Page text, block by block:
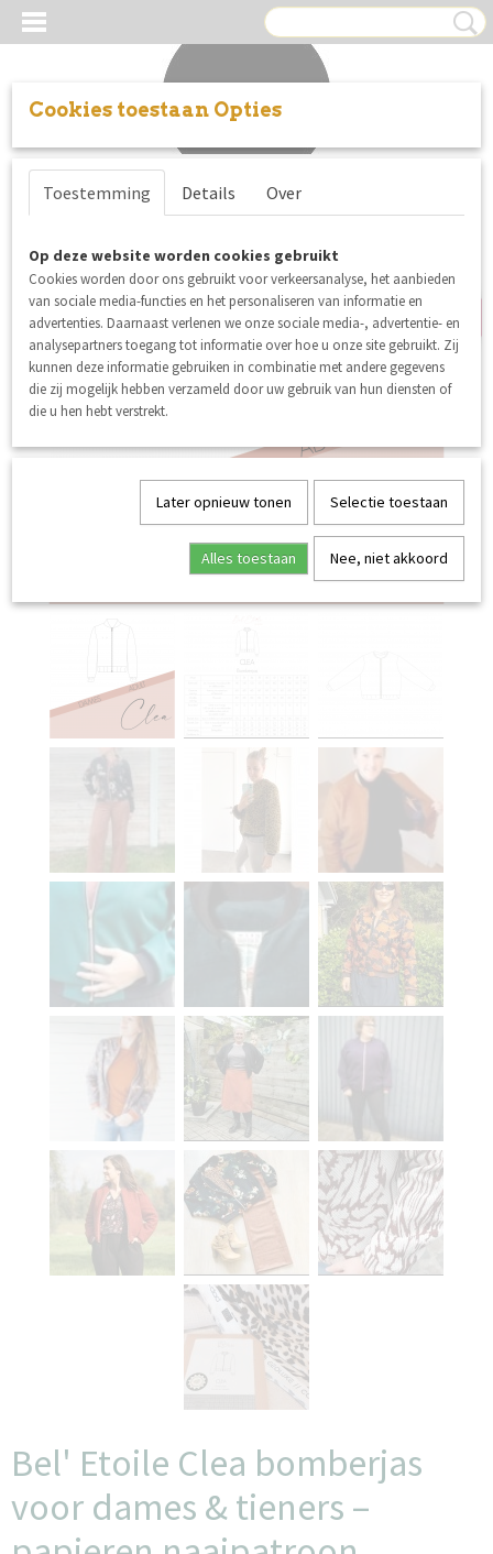
Inloggen Registreren
nieuw
Bel' Etoile Clea bomberjas
voor dames & tieners –
Cookies toestaan Opties
Toestemming Details Over
Op deze website worden cookies gebruikt
Cookies worden door ons gebruikt voor verkeersanalyse, het aanbieden
van sociale media-functies en het personaliseren van informatie en
advertenties. Daarnaast verlenen we onze sociale media-, advertentie- en
analysepartners toegang tot informatie over hoe u onze site gebruikt. Zij
kunnen deze informatie gebruiken in combinatie met andere gegevens
die zij mogelijk hebben verzameld door uw gebruik van hun diensten of
die u hen hebt verstrekt.
Later opnieuw tonen Selectie toestaan
Alles toestaan Nee, niet akkoord